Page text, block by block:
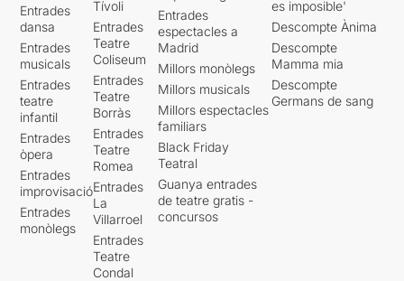
Entrades
dansa
Entrades
musicals
Entrades
teatre
infantil
Entrades
òpera
Entrades
improvisació
Entrades
monòlegs
Tívoli
Entrades
Teatre
Coliseum
Entrades
Teatre
Borràs
Entrades
Teatre
Romea
Entrades
La
Villarroel
Entrades
Teatre
Condal
Entrades
espectacles a
Madrid
Millors monòlegs
Millors musicals
Millors espectacles
familiars
Black Friday
Teatral
Guanya entrades
de teatre gratis -
concursos
es imposible'
Descompte Ànima
Descompte
Mamma mia
Descompte
Germans de sang